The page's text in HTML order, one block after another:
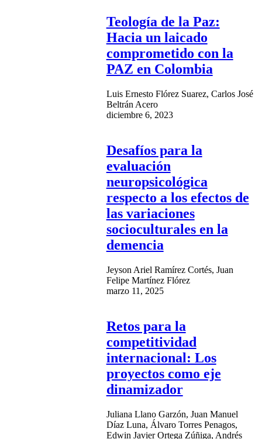
Teología de la Paz:
Hacia un laicado
comprometido con la
PAZ en Colombia
Luis Ernesto Flórez Suarez, Carlos José
Beltrán Acero
diciembre 6, 2023
Desafíos para la
evaluación
neuropsicológica
respecto a los efectos de
las variaciones
socioculturales en la
demencia
Jeyson Ariel Ramírez Cortés, Juan
Felipe Martínez Flórez
marzo 11, 2025
Retos para la
competitividad
internacional: Los
proyectos como eje
dinamizador
Juliana Llano Garzón, Juan Manuel
Díaz Luna, Álvaro Torres Penagos,
Edwin Javier Ortega Zúñiga, Andrés